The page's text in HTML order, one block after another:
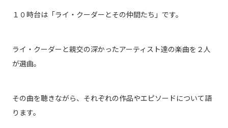
１０時台は「ライ・クーダーとその仲間たち」です。
ライ・クーダーと親交の深かったアーティスト達の楽曲を２人
が選曲。
その曲を聴きながら、それぞれの作品やエピソードについて語
ります。